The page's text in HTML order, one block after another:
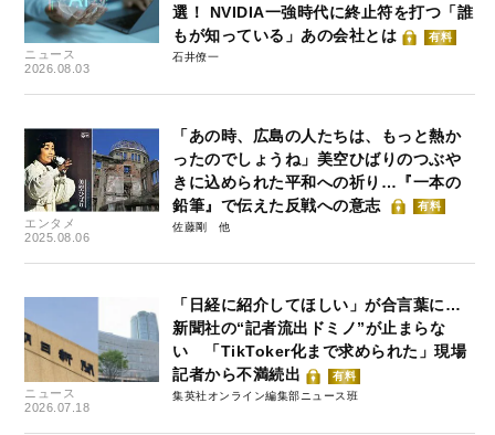
ニュース
2026.08.03
選！ NVIDIA一強時代に終止符を打つ「誰
もが知っている」あの会社とは
有料
石井僚一
エンタメ
2025.08.06
「あの時、広島の人たちは、もっと熱か
ったのでしょうね」美空ひばりのつぶや
きに込められた平和への祈り…『一本の
鉛筆』で伝えた反戦への意志
有料
佐藤剛
ニュース
2026.07.18
「日経に紹介してほしい」が合言葉に…
新聞社の“記者流出ドミノ”が止まらな
い 「TikToker化まで求められた」現場
記者から不満続出
有料
集英社オンライン編集部ニュース班